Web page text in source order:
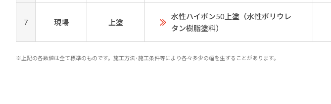
7 現場 上塗
水性ハイポン50上塗（水性ポリウレ
タン樹脂塗料）
※上記の各数値は全て標準のものです。施工方法･施工条件等により各々多少の幅を生ずることがあります。